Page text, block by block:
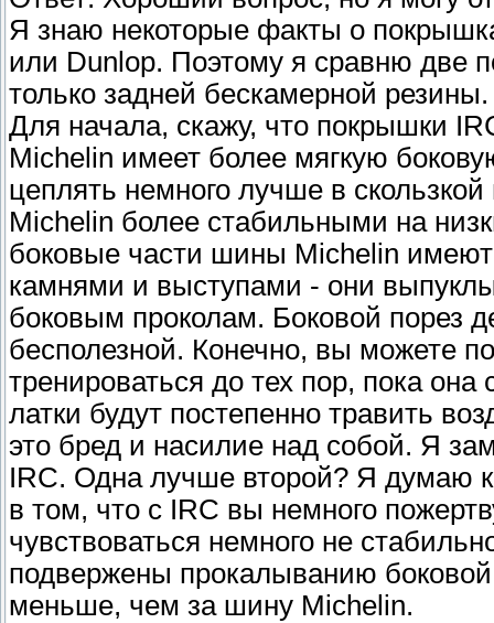
Я знаю некоторые факты о
или Dunlop. Поэтому я сравню две
только задней бескамерной резины.
Для начала, скажу, что покрышки
Michelin имеет более мягкую
цеплять немного лучше в
Michelin более стабильными на
боковые части шины Michelin
камнями и выступами - они
боковым проколам. Боковой порез
бесполезной. Конечно, вы можете
тренироваться до тех пор, пока
латки будут постепенно травить
это бред и насилие над собой. Я
IRC. Одна лучше второй? Я думаю
в том, что с IRC вы немного
чувствоваться немного не
подвержены прокалыванию
меньше, чем за шину Michelin.